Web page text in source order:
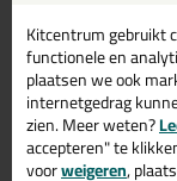
Hoe dan?
Heb jij het idee
match is voor
voor ons Private
Kitcentrum gebruikt
functionele en
plaatsen we ook
internetgedrag
zien. Meer weten?
accepteren" te
voorweigeren,